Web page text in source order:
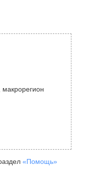
«Помощь»